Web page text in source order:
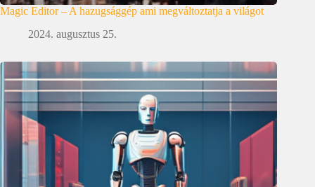
Magic Editor – A hazugsággép ami megváltoztatja a világot
2024. augusztus 25.